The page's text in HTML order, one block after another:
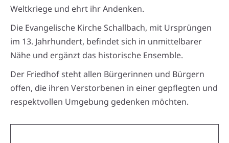
Weltkriege und ehrt ihr Andenken.
Die Evangelische Kirche Schallbach, mit Ursprüngen
im 13. Jahrhundert, befindet sich in unmittelbarer
Nähe und ergänzt das historische Ensemble.
Der Friedhof steht allen Bürgerinnen und Bürgern
offen, die ihren Verstorbenen in einer gepflegten und
respektvollen Umgebung gedenken möchten.